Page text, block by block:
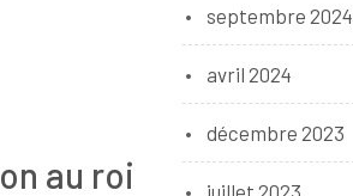
au roi
septembre 2024
avril 2024
décembre 2023